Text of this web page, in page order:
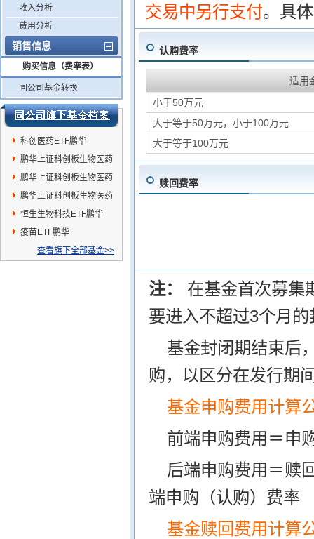
收入分析
费用分析
销售信息
购买信息（费率表）
同公司基金转换
科创医药ETF鹏华
鹏华上证科创板生物医药
ETF发起式联接I
鹏华上证科创板生物医药
ETF发起式联接A
鹏华上证科创板生物医药
ETF发起式联接C
恒生生物科技ETF鹏华
疫苗ETF鹏华
查看旗下全部基金>>
交易中另行支付。具
认购费率
适用
小于50万元
大于等于50万元，小于100万元
大于等于100万元
赎回费率
注： 在基金首次募集
要进入不超过3个月
基金封闭期结束后
购，以区分在发行期
基金申购费用计算
前端申购费用＝申
后端申购费用＝赎
端申购（认购）费率
基金赎回费用计算